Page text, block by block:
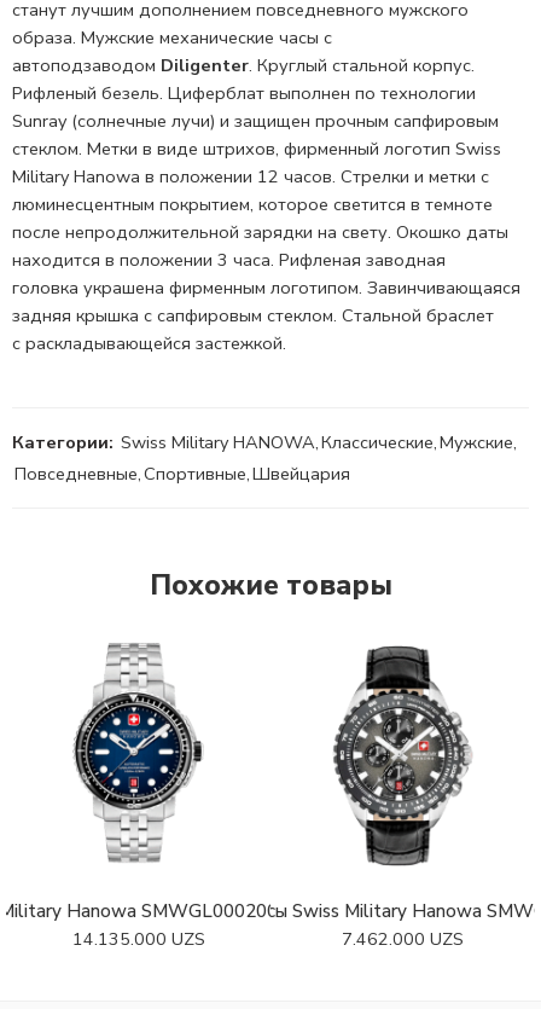
станут лучшим дополнением повседневного мужского
образа. Мужские механические часы с
автоподзаводом Diligenter. Круглый стальной корпус.
Рифленый безель. Циферблат выполнен по технологии
Sunray (солнечные лучи) и защищен прочным сапфировым
стеклом. Метки в виде штрихов, фирменный логотип Swiss
Military Hanowa в положении 12 часов. Стрелки и метки с
люминесцентным покрытием, которое светится в темноте
после непродолжительной зарядки на свету. Окошко даты
находится в положении 3 часа. Рифленая заводная
головка украшена фирменным логотипом. Завинчивающаяся
задняя крышка с сапфировым стеклом. Стальной браслет
с раскладывающейся застежкой.
Категории: Swiss Military HANOWA,Классические,Мужские,
Повседневные,Спортивные,Швейцария
Похожие товары
Hanowa SMWGL0002002-SET
14.135.000 UZS
Швейцарские наручные часы Swiss Military Hanowa
7.462.000 UZS
Швейцарские